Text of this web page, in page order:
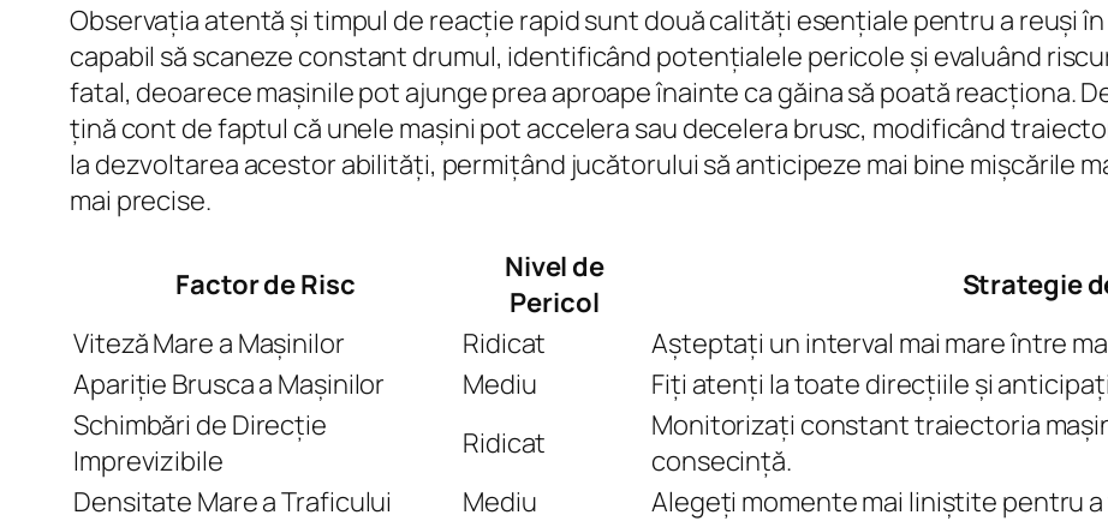
Observația atentă și timpul de reacție rapid sunt două calități esențiale pentru a reuși
capabil să scaneze constant drumul, identificând potențialele pericole și evaluând
fatal, deoarece mașinile pot ajunge prea aproape înainte ca găina să poată reacționa.
țină cont de faptul că unele mașini pot accelera sau decelera brusc, modificând
la dezvoltarea acestor abilități, permițând jucătorului să anticipeze mai bine mișcările
mai precise.
Factor de Risc
Nivel de
Pericol
Strategie
Viteză Mare a Mașinilor
Ridicat
Așteptați un interval mai mare între
Apariție Brusca a Mașinilor
Mediu
Fiți atenți la toate direcțiile și
Schimbări de Direcție
Imprevizibile
Ridicat
Monitorizați constant traiectoria
consecință.
Densitate Mare a Traficului
Mediu
Alegeți momente mai liniștite pentru